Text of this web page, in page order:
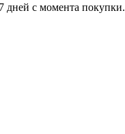
дней с момента покупки.